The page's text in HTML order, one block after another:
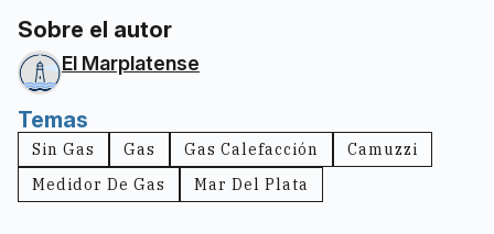
Sobre el autor
El Marplatense
Temas
Sin Gas Gas Gas Calefacción
Camuzzi
Medidor De Gas
Mar Del Plata